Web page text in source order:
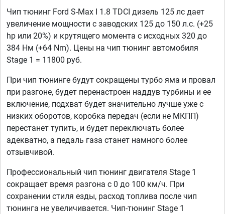
Чип тюнинг Ford S-Max I 1.8 TDCI дизель 125 лс дает
увеличение мощности с заводских 125 до 150 л.с. (+25
hp или 20%) и крутящего момента с исходных 320 до
384 Нм (+64 Nm). Цены на чип тюнинг автомобиля
Stage 1 = 11800 руб.
При чип тюнинге будут сокращены турбо яма и провал
при разгоне, будет перенастроен наддув турбины и ее
включение, подхват будет значительно лучше уже с
низких оборотов, коробка передач (если не МКПП)
перестанет тупить, и будет переключать более
адекватно, а педаль газа станет намного более
отзывчивой.
Профессиональный чип тюнинг двигателя Stage 1
сокращает время разгона с 0 до 100 км/ч. При
сохранении стиля езды, расход топлива после чип
тюнинга не увеличивается. Чип-тюнинг Stage 1